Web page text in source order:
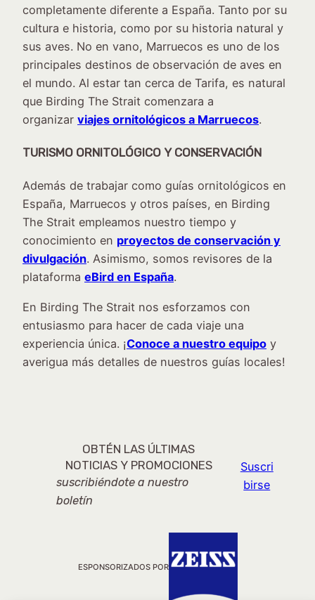
completamente diferente a España. Tanto por su
cultura e historia, como por su historia natural y
sus aves. No en vano, Marruecos es uno de los
principales destinos de observación de aves en
el mundo. Al estar tan cerca de Tarifa, es natural
que Birding The Strait comenzara a
organizar viajes ornitológicos a Marruecos.
TURISMO ORNITOLÓGICO Y CONSERVACIÓN
Además de trabajar como guías ornitológicos en
España, Marruecos y otros países, en Birding
The Strait empleamos nuestro tiempo y
conocimiento en proyectos de conservación y
divulgación. Asimismo, somos revisores de la
plataforma eBird en España.
En Birding The Strait nos esforzamos con
entusiasmo para hacer de cada viaje una
experiencia única. ¡Conoce a nuestro equipo y
averigua más detalles de nuestros guías locales!
OBTÉN LAS ÚLTIMAS
NOTICIAS Y PROMOCIONES
suscribiéndote a nuestro
boletín
Suscri
birse
ESPONSORIZADOS POR